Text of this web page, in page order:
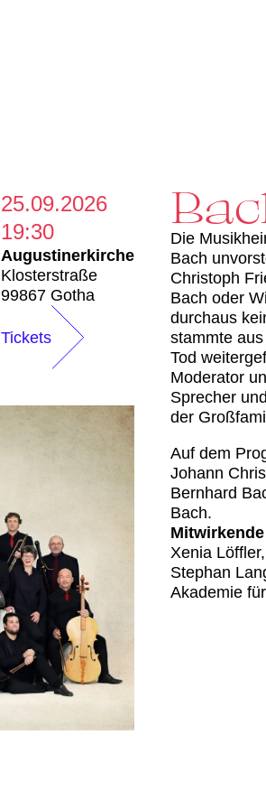
25.09.2026
19:30
Augustinerkirche
Klosterstraße
99867 Gotha
Tickets
Die
Bach
Christoph
Bach oder
durchaus
stammte
Tod
Moderator
Sprecher
der
Auf dem
Johann
Bernhard
Bach.
Mitwirkende
Xenia
Stephan
Akademie